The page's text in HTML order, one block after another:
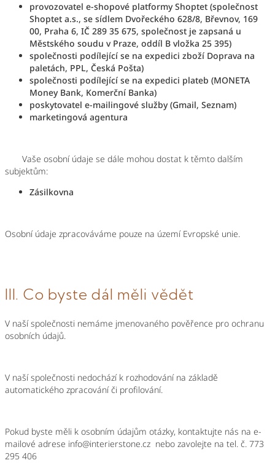
provozovatel e-shopové platformy Shoptet (společnost
Shoptet a.s., se sídlem Dvořeckého 628/8, Břevnov, 169
00, Praha 6, IČ 289 35 675, společnost je zapsaná u
Městského soudu v Praze, oddíl B vložka 25 395)
společnosti podílející se na expedici zboží Doprava na
paletách, PPL, Česká Pošta)
společnosti podílející se na expedici plateb (MONETA
Money Bank, Komerční Banka)
poskytovatel e-mailingové služby(Gmail, Seznam)
marketingová agentura
Vaše osobní údaje se dále mohou dostat k těmto dalším
subjektům:
Zásilkovna
Osobní údaje zpracováváme pouze na území Evropské unie.
III. Co byste dál měli vědět
V naší společnosti nemáme jmenovaného pověřence pro ochranu
osobních údajů.
V naší společnosti nedochází k rozhodování na základě
automatického zpracování či profilování.
Pokud byste měli k osobním údajům otázky, kontaktujte nás na e-
mailové adrese info@interierstone.cz nebo zavolejte na tel. č. 773
295 406